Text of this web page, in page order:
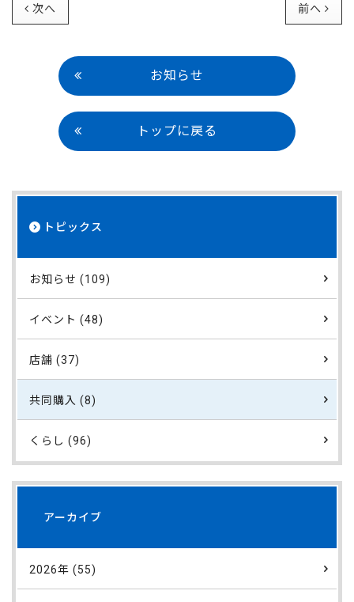
次へ 前へ
お知らせ
トップに戻る
トピックス
お知らせ (109)
イベント (48)
店舗 (37)
共同購入 (8)
くらし (96)
アーカイブ
2026年 (55)